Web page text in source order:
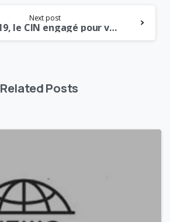
Next post
Covid 19, le CIN engagé pour vous aider !
Related Posts